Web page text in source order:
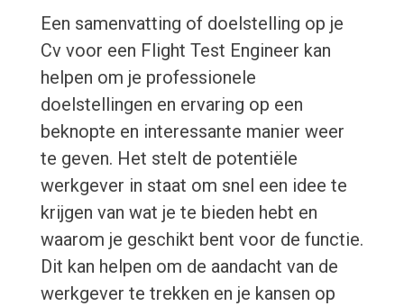
Een samenvatting of doelstelling op je
Cv voor een Flight Test Engineer kan
helpen om je professionele
doelstellingen en ervaring op een
beknopte en interessante manier weer
te geven. Het stelt de potentiële
werkgever in staat om snel een idee te
krijgen van wat je te bieden hebt en
waarom je geschikt bent voor de functie.
Dit kan helpen om de aandacht van de
werkgever te trekken en je kansen op